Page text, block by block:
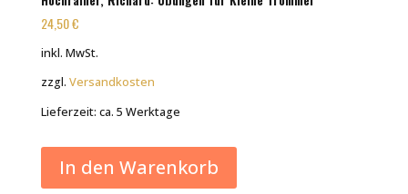
24,50€
inkl. MwSt.
zzgl. Versandkosten
Lieferzeit: ca. 5 Werktage
In den Warenkorb